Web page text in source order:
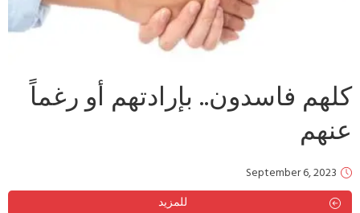
كلهم فاسدون.. بإرادتهم أو رغماً
عنهم
September 6, 2023
للمزيد